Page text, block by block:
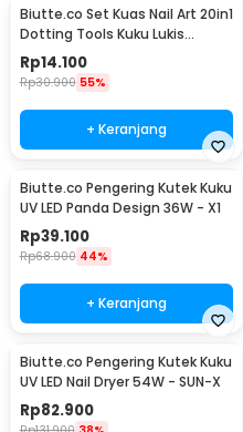
Biutte.co Set Kuas Nail Art 20in1
Dotting Tools Kuku Lukis
Profesional - X-19
Rp14.100
Rp30.900 55%
+ Keranjang
Biutte.co Pengering Kutek Kuku
UV LED Panda Design 36W - X1
Rp39.100
Rp68.900 44%
+ Keranjang
Biutte.co Pengering Kutek Kuku
UV LED Nail Dryer 54W - SUN-X
Rp82.900